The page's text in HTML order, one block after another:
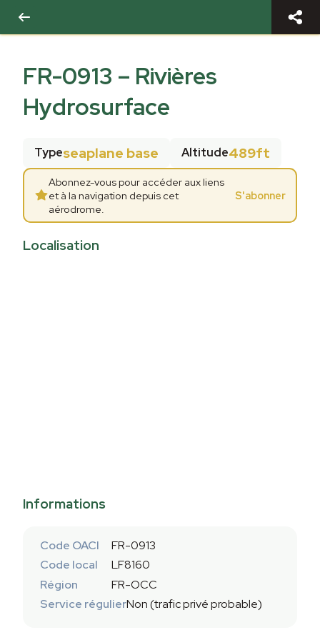
FR-0913 – Rivières
Hydrosurface
Typeseaplane base Altitude489ft
Abonnez-vous pour accéder aux liens
et à la navigation depuis cet
aérodrome.
S'abonner
Localisation
Informations
Code OACI
FR-0913
Code local
LF8160
Région
FR-OCC
Service régulierNon (trafic privé probable)